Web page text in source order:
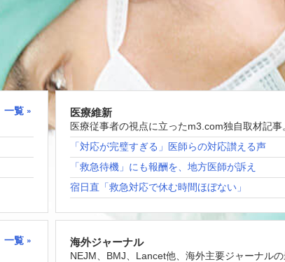
一覧
医療維新
医療従事者の視点に立ったm3.com独自取材記事
「対応が完璧すぎる」医師らの対応讃える声
「救急待機」にも報酬を、地方医師が訴え
宿日直「救急対応で休む時間ほぼない」
一覧
海外ジャーナル
NEJM、BMJ、Lancet他、海外主要ジャーナルの